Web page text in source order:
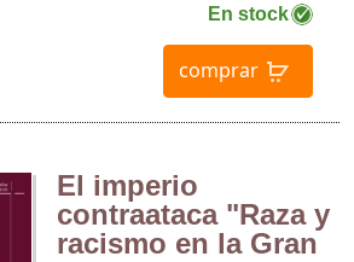
En stock
comprar
El imperio
contraataca "Raza y
racismo en la Gran